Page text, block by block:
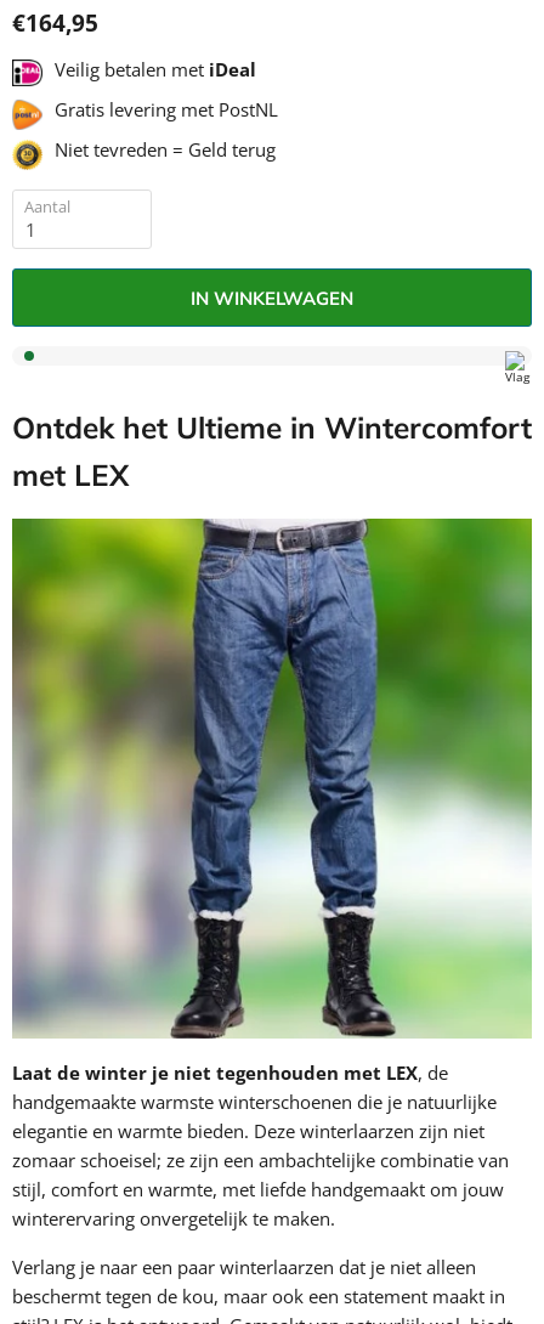
€164,95
Veilig betalen met iDeal
Gratis levering met PostNL
Niet tevreden = Geld terug
Aantal
IN WINKELWAGEN
Ontdek het Ultieme in Wintercomfort
met LEX
Laat de winter je niet tegenhouden met LEX, de
handgemaakte warmste winterschoenen die je natuurlijke
elegantie en warmte bieden. Deze winterlaarzen zijn niet
zomaar schoeisel; ze zijn een ambachtelijke combinatie van
stijl, comfort en warmte, met liefde handgemaakt om jouw
winterervaring onvergetelijk te maken.
Verlang je naar een paar winterlaarzen dat je niet alleen
beschermt tegen de kou, maar ook een statement maakt in